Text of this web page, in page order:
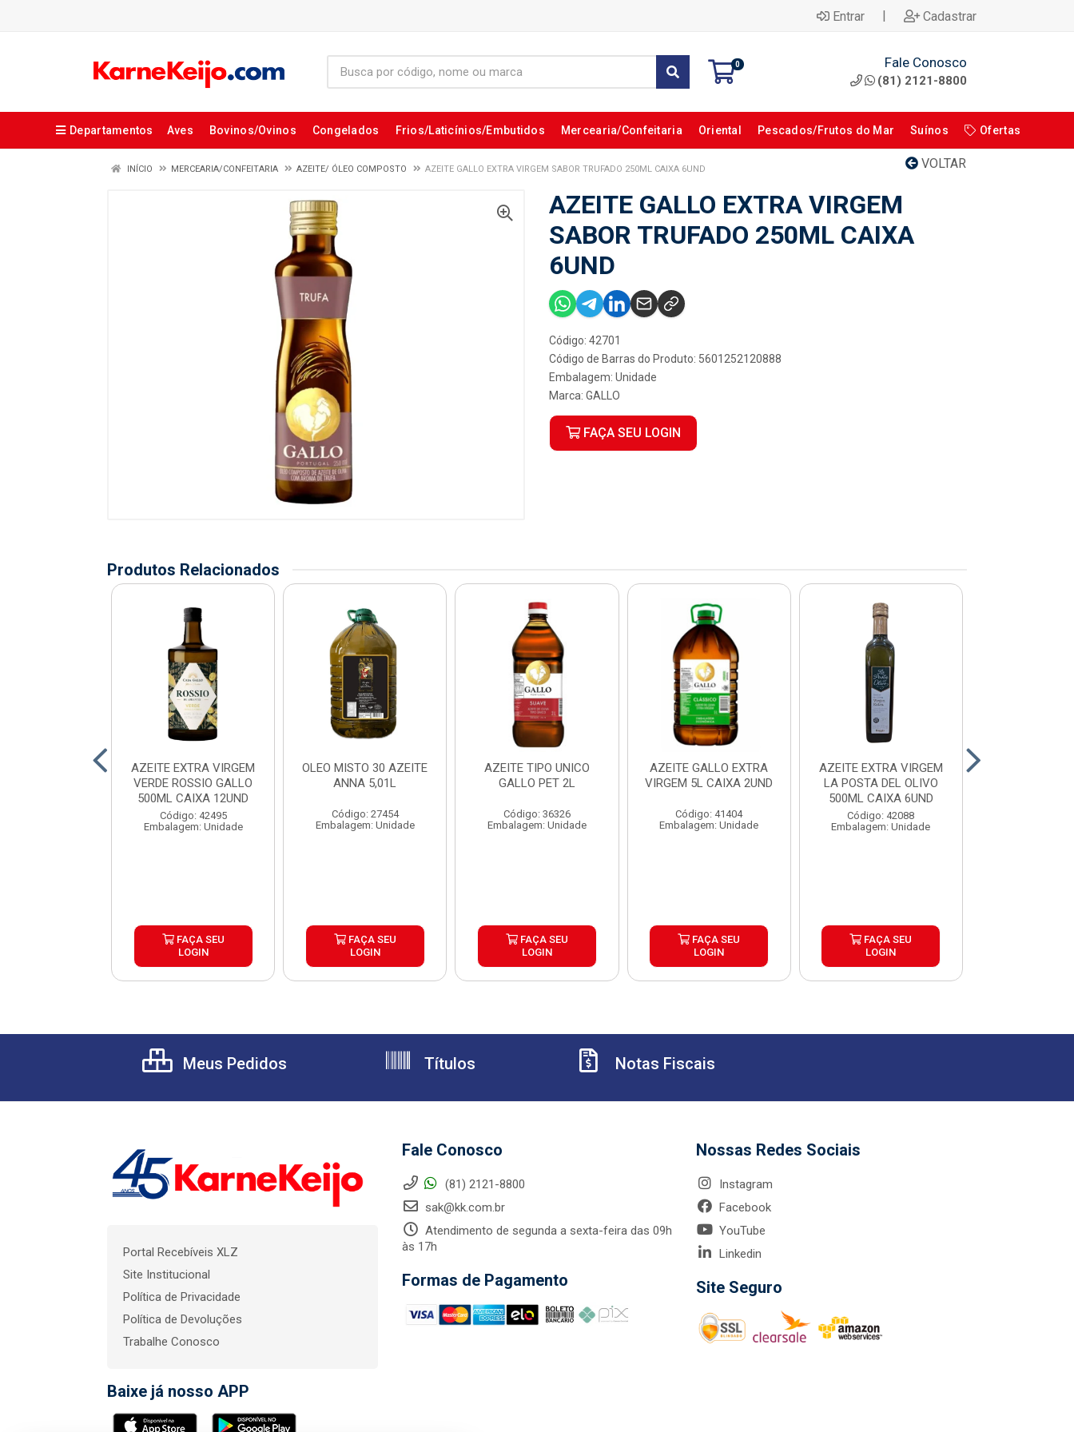
Entrar | Cadastrar
0 Fale Conosco
(81) 2121-8800
Departamentos Aves Bovinos/Ovinos Congelados Frios/Laticínios/Embutidos Mercearia/Confeitaria Oriental Pescados/Frutos do Mar Suínos Ofertas
VOLTAR
INÍCIO MERCEARIA/CONFEITARIA AZEITE/ ÓLEO COMPOSTO AZEITE GALLO EXTRA VIRGEM SABOR TRUFADO 250ML CAIXA 6UND
AZEITE GALLO EXTRA VIRGEM
SABOR TRUFADO 250ML CAIXA
6UND
Código: 42701
Código de Barras do Produto: 5601252120888
Embalagem: Unidade
Marca: GALLO
FAÇA SEU LOGIN
Produtos Relacionados
AZEITE EXTRA VIRGEM
VERDE ROSSIO GALLO
500ML CAIXA 12UND
Código: 42495
Embalagem: Unidade
FAÇA SEU
LOGIN
OLEO MISTO 30 AZEITE
ANNA 5,01L
Código: 27454
Embalagem: Unidade
FAÇA SEU
LOGIN
AZEITE TIPO UNICO
GALLO PET 2L
Código: 36326
Embalagem: Unidade
FAÇA SEU
LOGIN
AZEITE GALLO EXTRA
VIRGEM 5L CAIXA 2UND
Código: 41404
Embalagem: Unidade
FAÇA SEU
LOGIN
AZEITE EXTRA VIRGEM
LA POSTA DEL OLIVO
500ML CAIXA 6UND
Código: 42088
Embalagem: Unidade
FAÇA SEU
LOGIN
Meus Pedidos Títulos Notas Fiscais
Portal Recebíveis XLZ
Site Institucional
Política de Privacidade
Política de Devoluções
Trabalhe Conosco
Baixe já nosso APP
Fale Conosco
(81) 2121-8800
sak@kk.com.br
Atendimento de segunda a sexta-feira das 09h
às 17h
Formas de Pagamento
Nossas Redes Sociais
Instagram
Facebook
YouTube
Linkedin
Site Seguro